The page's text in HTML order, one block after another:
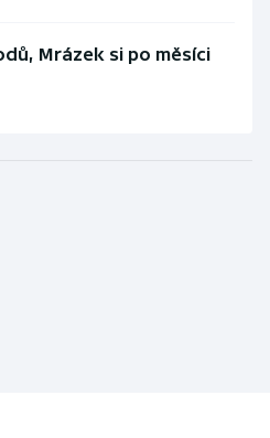
Mrázek si po měsíci